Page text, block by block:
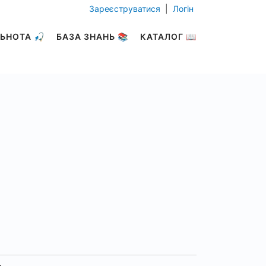
🎣 БАЗА ЗНАНЬ 📚 КАТАЛОГ 📖
Зареєструватися Логін